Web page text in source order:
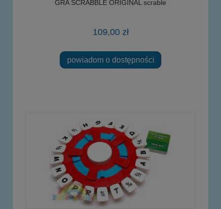
GRA SCRABBLE ORIGINAL scrable
109,00 zł
powiadom o dostępności